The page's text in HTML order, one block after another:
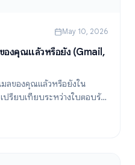
May 10, 2026
องคุณแล้วหรือยัง (Gmail,
มลของคุณแล้วหรือยังใน
รียบเทียบระหว่างใบตอบรับ
งคุณแล้วหรือยัง (Gmail, Outlook แล